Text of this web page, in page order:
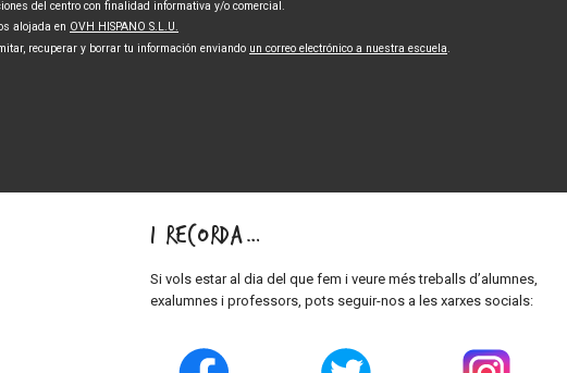
del centro con finalidad informativa y/o comercial.
alojada en OVH HISPANO S.L.U.
recuperar y borrar tu información enviando un correo electrónico a nuestra escuela.
I recorda…
Si vols estar al dia del que fem i veure més treballs d’alumnes,
exalumnes i professors, pots seguir-nos a les xarxes socials: